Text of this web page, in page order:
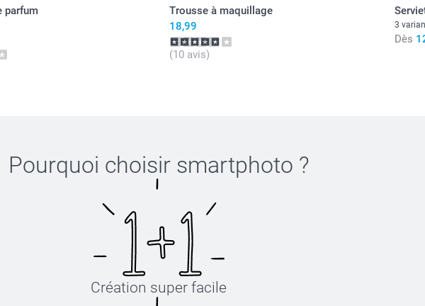
parfum
Trousse à maquillage
18,99
(10 avis)
3
Dès
Pourquoi choisir smartphoto ?
Création super facile